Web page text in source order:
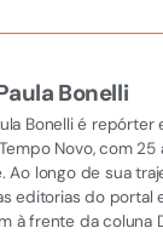
Bonelli
Bonelli é
Novo, com 25
Ao longo de sua
editorias do portal
à frente da coluna